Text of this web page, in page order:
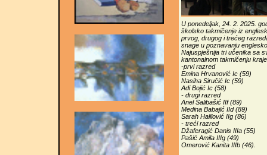
U ponedeljak, 24. 2. 2025.
školsko takmičenje iz
prvog, drugog i trećeg
snage u poznavanju
Najuspješnija tri učenika sa
kantonalnom takmičenju
-prvi razred
Emina Hrvanović Ic (59)
Nasiha Siručić Ic (59)
Adi Bojić Ic (58)
- drugi razred
Anel Salibašić IIf (89)
Medina Babajić IId (89)
Sarah Halilović IIg (86)
- treći razred
Džaferagić Danis IIIa (55)
Pašić Amila IIIg (49)
Omerović Kanita IIIb (46).